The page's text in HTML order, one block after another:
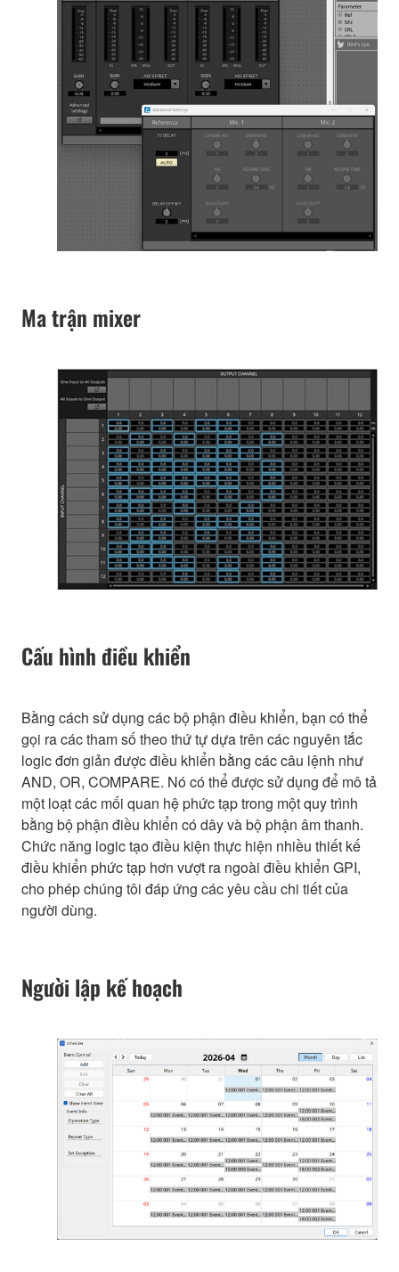
Ma trận mixer
Cấu hình điều khiển
Bằng cách sử dụng các bộ phận điều khiển, bạn có thể
gọi ra các tham số theo thứ tự dựa trên các nguyên tắc
logic đơn giản được điều khiển bằng các câu lệnh như
AND, OR, COMPARE. Nó có thể được sử dụng để mô tả
một loạt các mối quan hệ phức tạp trong một quy trình
bằng bộ phận điều khiển có dây và bộ phận âm thanh.
Chức năng logic tạo điều kiện thực hiện nhiều thiết kế
điều khiển phức tạp hơn vượt ra ngoài điều khiển GPI,
cho phép chúng tôi đáp ứng các yêu cầu chi tiết của
người dùng.
Người lập kế hoạch